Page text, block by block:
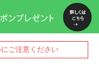
ご注意ください
ペー
ジト
ップ
へ